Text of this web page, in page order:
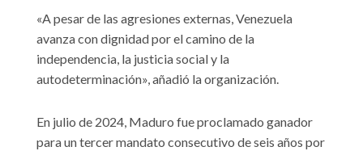
«A pesar de las agresiones externas, Venezuela
avanza con dignidad por el camino de la
independencia, la justicia social y la
autodeterminación», añadió la organización.
En julio de 2024, Maduro fue proclamado ganador
para un tercer mandato consecutivo de seis años por